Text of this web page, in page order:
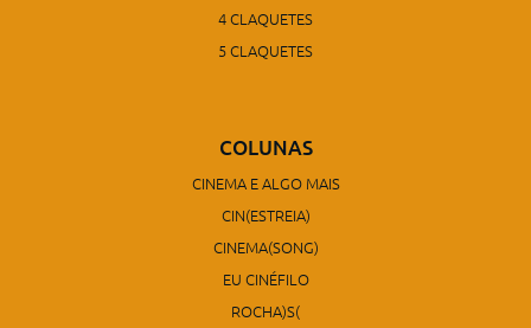
4 CLAQUETES
5 CLAQUETES
COLUNAS
CINEMA E ALGO MAIS
CIN(ESTREIA)
CINEMA(SONG)
EU CINÉFILO
ROCHA)S(